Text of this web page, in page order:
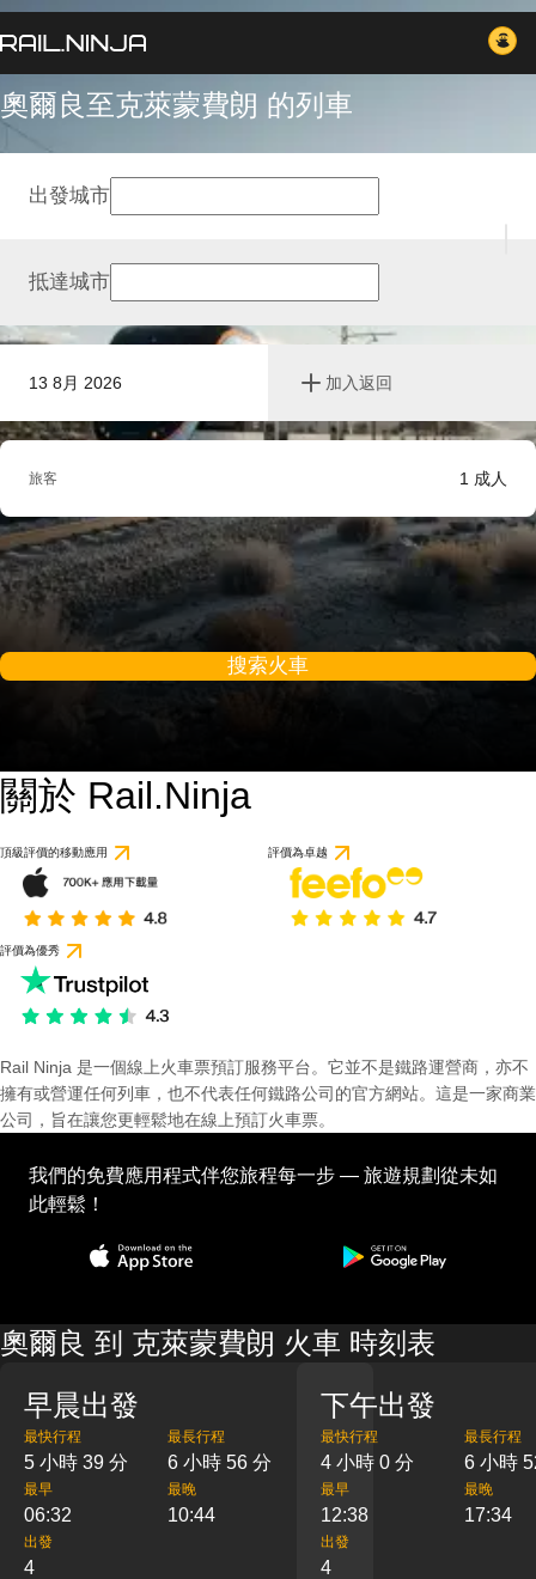
奧爾良至克萊蒙費朗 的列車
13 8月 2026 加入返回
出發城市
抵達城市
旅客 1 成人
搜索火車
關於 Rail.Ninja
頂級評價的移動應用 評價為卓越
評價為優秀
Rail Ninja 是一個線上火車票預訂服務平台。它並不是鐵路運營商，亦不
擁有或營運任何列車，也不代表任何鐵路公司的官方網站。這是一家商業
公司，旨在讓您更輕鬆地在線上預訂火車票。
我們的免費應用程式伴您旅程每一步 — 旅遊規劃從未如
此輕鬆！
奧爾良 到 克萊蒙費朗 火車 時刻表
早晨出發
最快行程
5 小時 39 分
最長行程
6 小時 56 分
最早
06:32
最晚
10:44
出發
4
下午出發
最快行程
4 小時 0 分
最長行程
6 小時
最早
12:38
最晚
17:34
出發
4